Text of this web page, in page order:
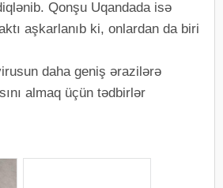
Qonşu Uqandada isə
aşkarlanıb ki, onlardan da biri
daha geniş ərazilərə
almaq üçün tədbirlər